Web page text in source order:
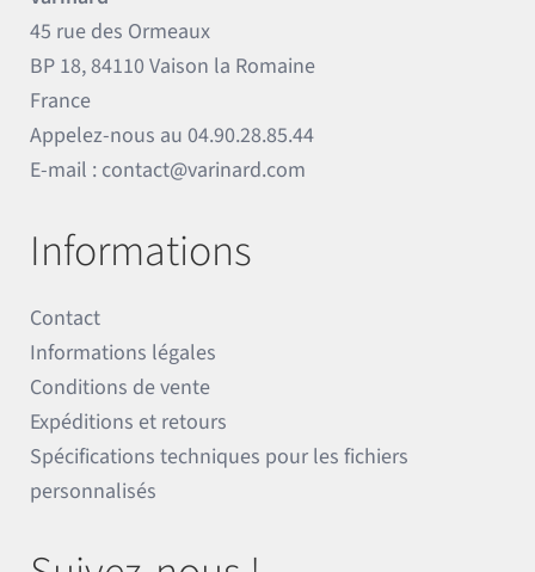
45 rue des Ormeaux
BP 18, 84110 Vaison la Romaine
France
Appelez-nous au04.90.28.85.44
E-mail : contact@varinard.com
Informations
Contact
Informations légales
Conditions de vente
Expéditions et retours
Spécifications techniques pour les fichiers
personnalisés